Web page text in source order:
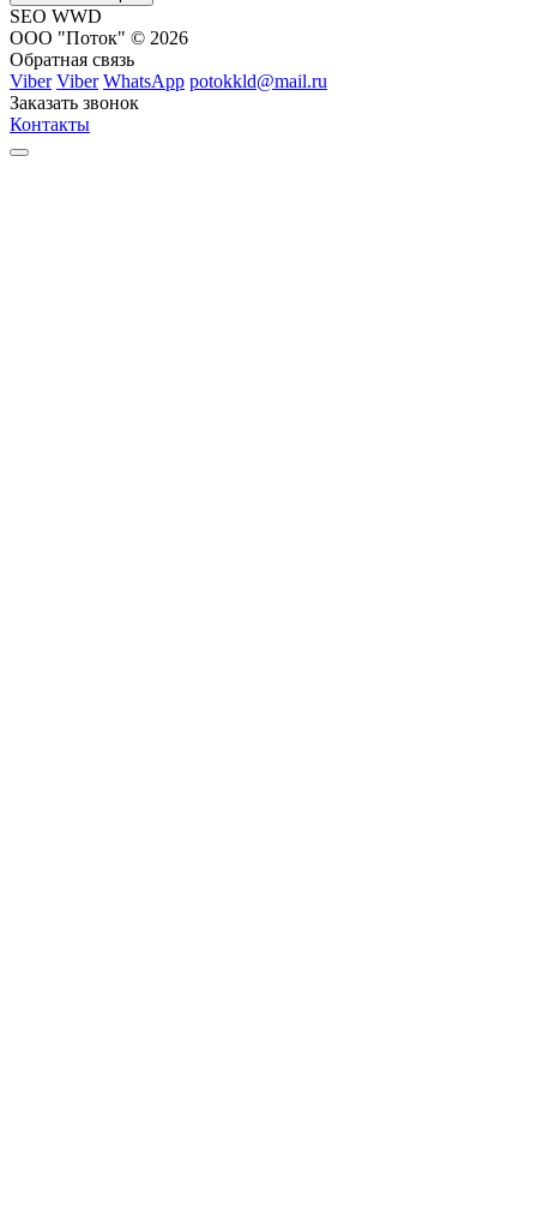
SEO WWD
ООО "Поток" © 2026
Обратная связь
Viber Viber WhatsApp potokkld@mail.ru
Заказать звонок
Контакты